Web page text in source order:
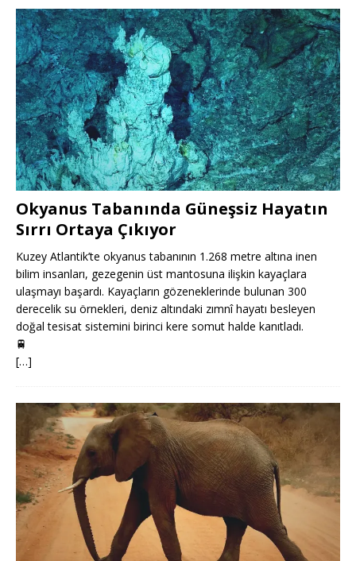
Okyanus Tabanında Güneşsiz Hayatın
Sırrı Ortaya Çıkıyor
Kuzey Atlantik’te okyanus tabanının 1.268 metre altına inen
bilim insanları, gezegenin üst mantosuna ilişkin kayaçlara
ulaşmayı başardı. Kayaçların gözeneklerinde bulunan 300
derecelik su örnekleri, deniz altındaki zımnî hayatı besleyen
doğal tesisat sistemini birinci kere somut halde kanıtladı.
🚆
[…]